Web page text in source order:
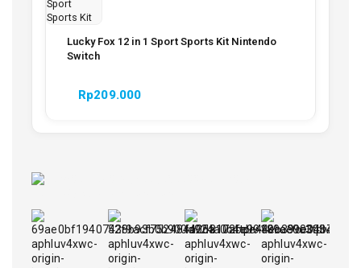
Lucky Fox 12 in 1 Sport Sports Kit Nintendo
Switch
Rp209.000